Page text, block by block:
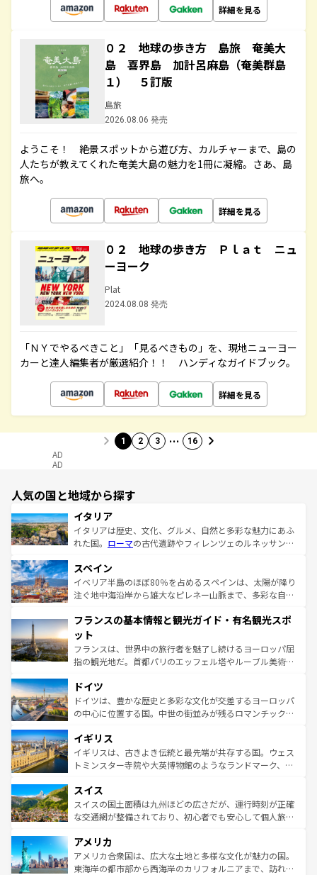
詳細を見る
０２ 地球の歩き方 島旅 奄美大
島 喜界島 加計呂麻島（奄美群島
１） ５訂版
島旅
2026.08.06 発売
ようこそ！ 絶景スポットから遊び方、カルチャーまで、島の
人たちが教えてくれた奄美大島の魅力を1冊に凝縮。さあ、島
旅へ。
詳細を見る
０２ 地球の歩き方 Ｐｌａｔ ニュ
ーヨーク
Plat
2024.08.08 発売
「ＮＹでやるべきこと」「見るべきもの」を、現地ニューヨー
カーと達人編集者が厳選紹介！！ ハンディなガイドブック。
詳細を見る
1 2 3 … 16
AD
AD
人気の国と地域から探す
イタリア
イタリアは歴史、文化、グルメ、自然と多彩な魅力にあふ
れた国。 ローマの古代遺跡やフィレンツェのルネッサンス
ろん、トスカーナの美しい田園風景やアマルフィ海岸の絶
景など、自然景観も見逃せない。観光の合間には、本場の
ピザやパスタなど、絶品のイタリア料理を堪能することも
ませてくれるイタリアで、忘れられない旅をしてみよう！
なお、新着のイタリア情報は
しい。
スペイン
イベリア半島のほぼ80％を占めるスペインは、太陽が降り
注ぐ地中海沿岸から雄大なピレネー山脈まで、多彩な自然
文化が根付くこの国では、情熱的なフラメンコ、熱気あふ
れる闘牛、そして美味しいタパスが生活の一部となってい
る。首都マドリードの洗練された雰囲気や、バルセロナの
アートに溢れた街角から、地方では古代ローマ遺跡や中世
せる。地方によって風土や気候が異なるスペインはその個
性で訪れる人を魅了する。 なお、新着のスペイン情報は コ
ンテンツ一覧を参照してほしい。
フランスの基本情報と観光ガイド・有名観光スポ
ット
フランスは、世界中の旅行者を魅了し続けるヨーロッパ屈
指の観光地だ。首都パリのエッフェル塔やルーブル美術館
で、幅広い魅力が詰まっている。華麗な宮殿、歴史的な大
聖堂、美しいビーチ、そして豊かな自然が、訪れる者を心
から魅了する。また、フランスは美食の国としても知ら
いる。シャンパンの発祥地であるランス、プロヴァンスの
香り高いラベンダー畑など、多彩な楽しみ方が可能だ。さ
らに、パリ以外の地域にも魅力が溢れており、どの街角に
れる地方に足を運ぶとそれぞれで全く異なる文化を体験で
きるだろう。 なお、新着のフランス情報はコンテンツ一覧
を参照してほしい。
ドイツ
ドイツは、豊かな歴史と多彩な文化が交差するヨーロッパ
の中心に位置する国。中世の街並みが残るロマンチック街
顔を持つこの国は、どこを歩いても飽きることがない。ベ
ルリンの文化的活気、バイエルン州のアルプスの絶景、そ
してライン川沿いのワイン畑といった風景は必見。ビール
は、お酒好きな人にはぜひ体験してほしい。 なお、新着の
ドイツ情報はコンテンツ一覧を参照してほしい。
イギリス
イギリスは、古きよき伝統と最先端が共存する国。ウェス
トミンスター寺院や大英博物館のようなランドマーク、歴
リアごとに異なる魅力がある。また、優雅なアフタヌーン
ティー、ビール好きにはたまらない英国パブ、サッカー観
戦など、本場だからこそできる体験も豊富。イギリスを旅
ンツ一覧を参照してほしい。
スイス
スイスの国土面積は九州ほどの広さだが、運行時刻が正確
な交通網が整備されており、初心者でも安心して個人旅行
の建物がそのまま残る町や、スイスならではのユニークな
博物館もあり、アルプス観光だけでなく町歩きも満喫する
ことができる。国民の所得が高いため物価も高いが、旅行
アメリカ
アメリカ合衆国は、広大な土地と多様な文化が魅力の国。
東海岸の都市部から西海岸のカリフォルニアまで、訪れる